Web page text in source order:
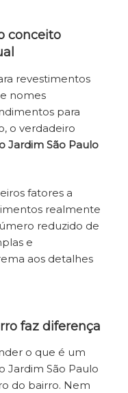
conceito
revestimentos
nomes
para
o verdadeiro
Jardim São Paulo
fatores a
realmente
reduzido de
e
aos detalhes
faz diferença
o que é um
Jardim São Paulo
do bairro. Nem